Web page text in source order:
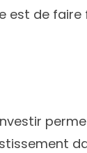
est de